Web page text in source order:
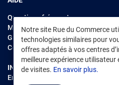
Questions fréquentes
Modes de règlements
Garantie et retours
Contacter Rue du Commerce
INFORMATIONS LÉGALES
Environnement
Notre site Rue du Commerce
technologies similaires pour
offres adaptés à vos centres
meilleure expérience
de visites. En savoir plus.